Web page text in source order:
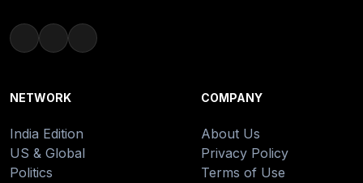
NETWORK
India Edition
US & Global
Politics
COMPANY
About Us
Privacy Policy
Terms of Use